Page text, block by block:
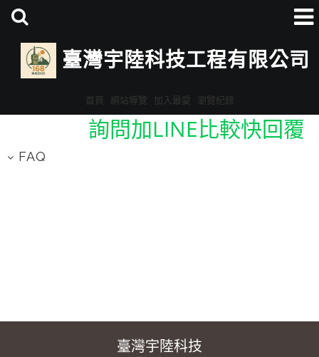
臺灣宇陸科技工程有限公司
首頁 網站導覽 加入最愛 瀏覽紀錄
詢問加LINE比較快回覆
FAQ
臺灣宇陸科技